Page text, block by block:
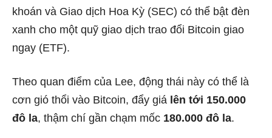
khoán và Giao dịch Hoa Kỳ (SEC) có thể bật đèn
xanh cho một quỹ giao dịch trao đổi Bitcoin giao
ngay (ETF).
Theo quan điểm của Lee, động thái này có thể là
cơn gió thổi vào Bitcoin, đẩy giá lên tới 150.000
đô la, thậm chí gần chạm mốc 180.000 đô la.